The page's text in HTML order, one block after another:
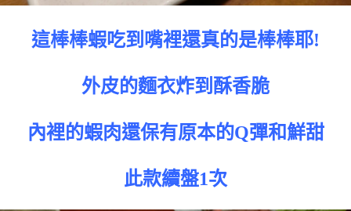
這棒棒蝦吃到嘴裡還真的是棒棒耶!
外皮的麵衣炸到酥香脆
內裡的蝦肉還保有原本的Q彈和鮮甜
此款續盤1次